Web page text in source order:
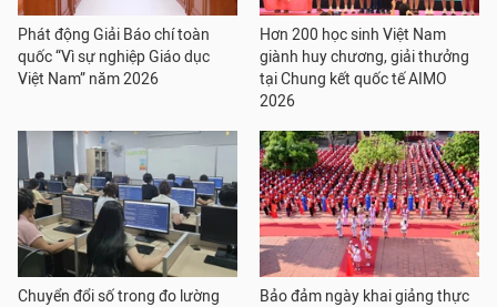
Phát động Giải Báo chí toàn
quốc “Vì sự nghiệp Giáo dục
Việt Nam” năm 2026
Hơn 200 học sinh Việt Nam
giành huy chương, giải thưởng
tại Chung kết quốc tế AIMO
2026
Chuyển đổi số trong đo lường
Bảo đảm ngày khai giảng thực